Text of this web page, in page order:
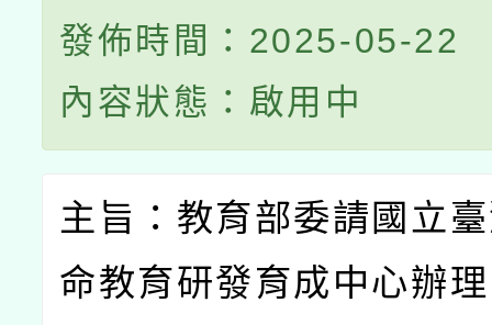
發佈時間：2025-05-22
內容狀態：啟用中
主旨：教育部委請國立
命教育研發育成中心辦